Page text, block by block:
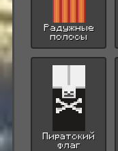
Радужные
полосы
Пиратский
флаг